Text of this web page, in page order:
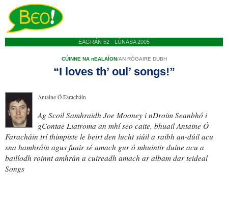
EAGRÁN 52 · LÚNASA 2005
CÚINNE NA nEALAÍON/AN RÓGAIRE DUBH
“I loves th’ oul’ songs!”
Antaine Ó Faracháin
Ag Scoil Samhraidh Joe Mooney i nDroim Seanbhó i
gContae Liatroma an mhí seo caite, bhuail Antaine Ó
Faracháin trí thimpiste le beirt den lucht siúila raibh an-dúil acu
sna hamhráin agus fuair sé amach gur ó mhuintir duine acu a
bailíodh roinnt amhrán a cuireadh amach ar albam dar teideal
Songs